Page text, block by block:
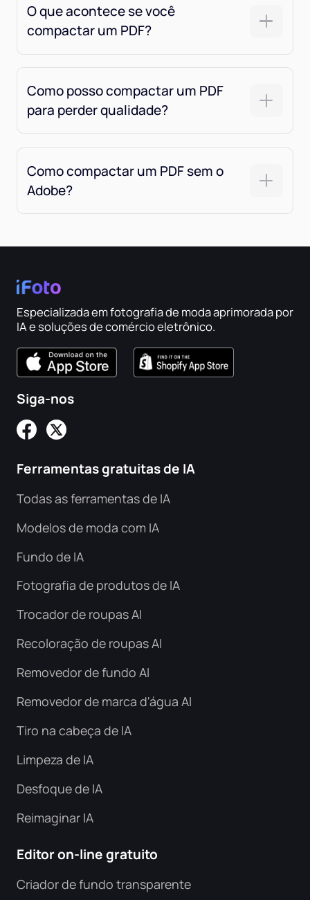
O que acontece se você
compactar um PDF?
Como posso compactar um PDF
para perder qualidade?
Como compactar um PDF sem o
Adobe?
Especializada em fotografia de moda aprimorada por
IA e soluções de comércio eletrônico.
Siga-nos
Ferramentas gratuitas de IA
Todas as ferramentas de IA
Modelos de moda com IA
Fundo de IA
Fotografia de produtos de IA
Trocador de roupas AI
Recoloração de roupas AI
Removedor de fundo AI
Removedor de marca d'água AI
Tiro na cabeça de IA
Limpeza de IA
Desfoque de IA
Reimaginar IA
Editor on-line gratuito
Criador de fundo transparente